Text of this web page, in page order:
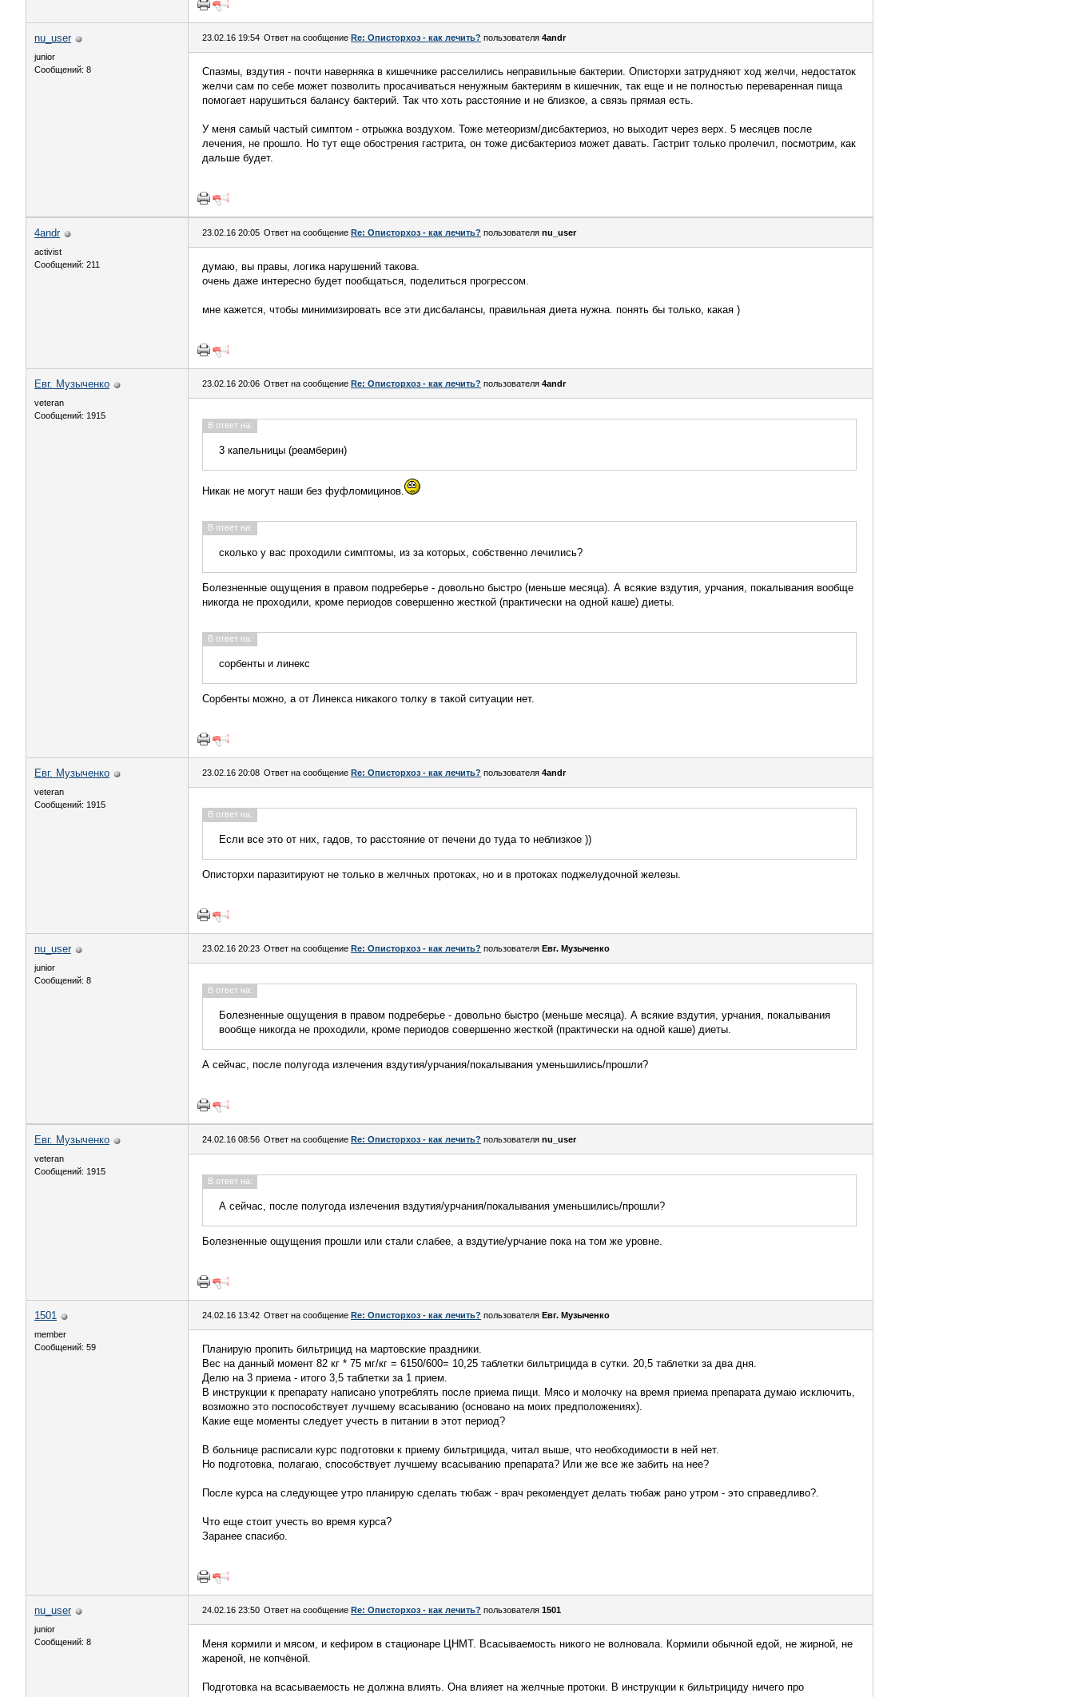
nu_user
junior
Сообщений: 8
23.02.16 19:54 Ответ на сообщение Re: Описторхоз - как лечить? пользователя 4andr
Спазмы, вздутия - почти наверняка в кишечнике расселились неправильные бактерии. Описторхи затрудняют ход желчи, недостаток
желчи сам по себе может позволить просачиваться ненужным бактериям в кишечник, так еще и не полностью переваренная пища
помогает нарушиться балансу бактерий. Так что хоть расстояние и не близкое, а связь прямая есть.
У меня самый частый симптом - отрыжка воздухом. Тоже метеоризм/дисбактериоз, но выходит через верх. 5 месяцев после
лечения, не прошло. Но тут еще обострения гастрита, он тоже дисбактериоз может давать. Гастрит только пролечил, посмотрим, как
дальше будет.
4andr
activist
Сообщений: 211
23.02.16 20:05 Ответ на сообщение Re: Описторхоз - как лечить? пользователя nu_user
думаю, вы правы, логика нарушений такова.
очень даже интересно будет пообщаться, поделиться прогрессом.
мне кажется, чтобы минимизировать все эти дисбалансы, правильная диета нужна. понять бы только, какая )
Евг. Музыченко
veteran
Сообщений: 1915
23.02.16 20:06 Ответ на сообщение Re: Описторхоз - как лечить? пользователя 4andr
В ответ на:
3 капельницы (реамберин)
Никак не могут наши без фуфломицинов.
В ответ на:
сколько у вас проходили симптомы, из за которых, собственно лечились?
Болезненные ощущения в правом подреберье - довольно быстро (меньше месяца). А всякие вздутия, урчания, покалывания вообще
никогда не проходили, кроме периодов совершенно жесткой (практически на одной каше) диеты.
В ответ на:
сорбенты и линекс
Сорбенты можно, а от Линекса никакого толку в такой ситуации нет.
Евг. Музыченко
veteran
Сообщений: 1915
23.02.16 20:08 Ответ на сообщение Re: Описторхоз - как лечить? пользователя 4andr
В ответ на:
Если все это от них, гадов, то расстояние от печени до туда то неблизкое ))
Описторхи паразитируют не только в желчных протоках, но и в протоках поджелудочной железы.
nu_user
junior
Сообщений: 8
23.02.16 20:23 Ответ на сообщение Re: Описторхоз - как лечить? пользователя Евг. Музыченко
В ответ на:
Болезненные ощущения в правом подреберье - довольно быстро (меньше месяца). А всякие вздутия, урчания, покалывания
вообще никогда не проходили, кроме периодов совершенно жесткой (практически на одной каше) диеты.
А сейчас, после полугода излечения вздутия/урчания/покалывания уменьшились/прошли?
Евг. Музыченко
veteran
Сообщений: 1915
24.02.16 08:56 Ответ на сообщение Re: Описторхоз - как лечить? пользователя nu_user
В ответ на:
А сейчас, после полугода излечения вздутия/урчания/покалывания уменьшились/прошли?
Болезненные ощущения прошли или стали слабее, а вздутие/урчание пока на том же уровне.
1501
member
Сообщений: 59
24.02.16 13:42 Ответ на сообщение Re: Описторхоз - как лечить? пользователя Евг. Музыченко
Планирую пропить бильтрицид на мартовские праздники.
Вес на данный момент 82 кг * 75 мг/кг = 6150/600= 10,25 таблетки бильтрицида в сутки. 20,5 таблетки за два дня.
Делю на 3 приема - итого 3,5 таблетки за 1 прием.
В инструкции к препарату написано употреблять после приема пищи. Мясо и молочку на время приема препарата думаю исключить,
возможно это поспособствует лучшему всасыванию (основано на моих предположениях).
Какие еще моменты следует учесть в питании в этот период?
В больнице расписали курс подготовки к приему бильтрицида, читал выше, что необходимости в ней нет.
Но подготовка, полагаю, способствует лучшему всасыванию препарата? Или же все же забить на нее?
После курса на следующее утро планирую сделать тюбаж - врач рекомендует делать тюбаж рано утром - это справедливо?.
Что еще стоит учесть во время курса?
Заранее спасибо.
nu_user
junior
Сообщений: 8
24.02.16 23:50 Ответ на сообщение Re: Описторхоз - как лечить? пользователя 1501
Меня кормили и мясом, и кефиром в стационаре ЦНМТ. Всасываемость никого не волновала. Кормили обычной едой, не жирной, не
жареной, не копчёной.
Подготовка на всасываемость не должна влиять. Она влияет на желчные протоки. В инструкции к бильтрициду ничего про